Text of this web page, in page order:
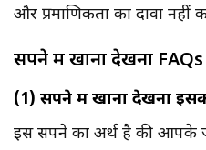
और प्रमाणिकता का दावा नहीं
सपने में खाना देखना FAQs
(1) सपने में खाना देखना
इस सपने का अर्थ है की आपके